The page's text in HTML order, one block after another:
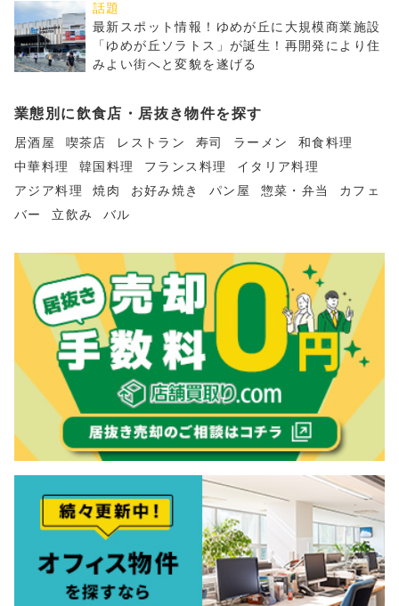
話題
最新スポット情報！ゆめが丘に大規模商業施設
「ゆめが丘ソラトス」が誕生！再開発により住
みよい街へと変貌を遂げる
業態別に飲食店・居抜き物件を探す
居酒屋 喫茶店 レストラン 寿司 ラーメン
和食料理
中華料理
韓国料理 フランス料理
イタリア料理
アジア料理
焼肉 お好み焼き パン屋 惣菜・弁当
カフェ
バー
立飲み バル